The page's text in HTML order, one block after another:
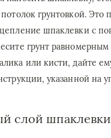
потолок грунтовкой. Это
шпаклевки с
грунт равномерным
или кисти, дайте
указанной на
слой шпаклевки